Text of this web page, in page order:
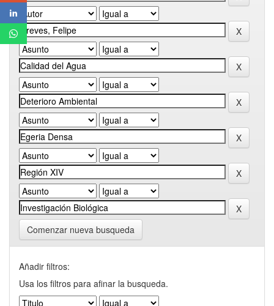
Comenzar nueva busqueda
Añadir filtros:
Usa los filtros para afinar la busqueda.